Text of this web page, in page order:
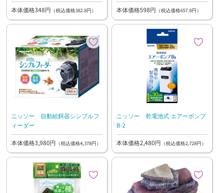
本体価格348円 （税込価格382.8円） 本体価格598円 （税込価格657.8円）
ニッソー 自動給餌器シンプルフ
ィーダー
本体価格3,980円 （税込価格4,378円）
ニッソー 乾電池式 エアーポンプ
B-2
本体価格2,480円 （税込価格2,728円）